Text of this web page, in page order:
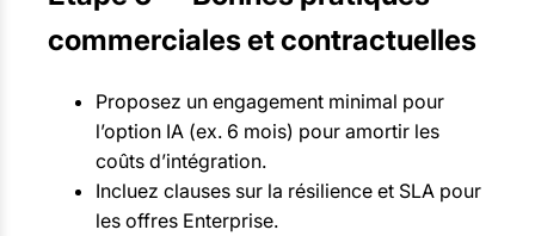
commerciales et contractuelles
Proposez un engagement minimal pour
l’option IA (ex. 6 mois) pour amortir les
coûts d’intégration.
Incluez clauses sur la résilience et SLA pour
les offres Enterprise.